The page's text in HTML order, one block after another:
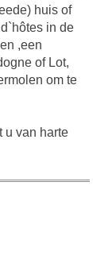
huis of
in de
,een
of Lot,
om te
u van harte